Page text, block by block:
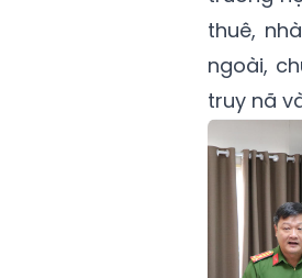
thuê,
ngoài,
truy nã